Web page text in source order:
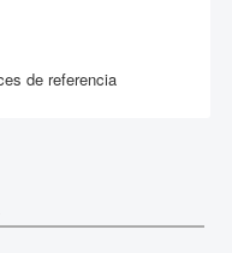
de referencia